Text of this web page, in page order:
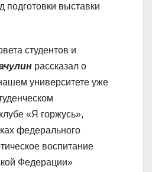
подготовки выставки
студентов и
рассказал о
университете уже
«Я горжусь»,
федерального
воспитание
Федерации»